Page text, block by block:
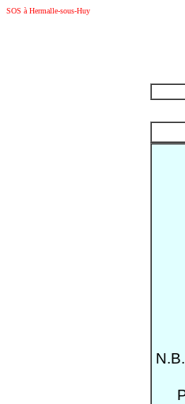
SOS à Hermalle-sous-Huy